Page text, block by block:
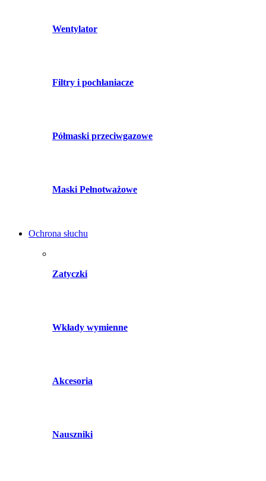
Wentylator
Filtry i pochłaniacze
Półmaski przeciwgazowe
Maski Pełnotważowe
Ochrona słuchu
Zatyczki
Wkłady wymienne
Akcesoria
Nauszniki